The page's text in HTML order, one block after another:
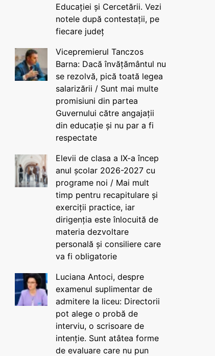
Educației și Cercetării. Vezi
notele după contestații, pe
fiecare județ
Vicepremierul Tanczos
Barna: Dacă învățământul nu
se rezolvă, pică toată legea
salarizării / Sunt mai multe
promisiuni din partea
Guvernului către angajații
din educație și nu par a fi
respectate
Elevii de clasa a IX-a încep
anul școlar 2026-2027 cu
programe noi / Mai mult
timp pentru recapitulare și
exerciții practice, iar
dirigenția este înlocuită de
materia dezvoltare
personală și consiliere care
va fi obligatorie
Luciana Antoci, despre
examenul suplimentar de
admitere la liceu: Directorii
pot alege o probă de
interviu, o scrisoare de
intenție. Sunt atâtea forme
de evaluare care nu pun